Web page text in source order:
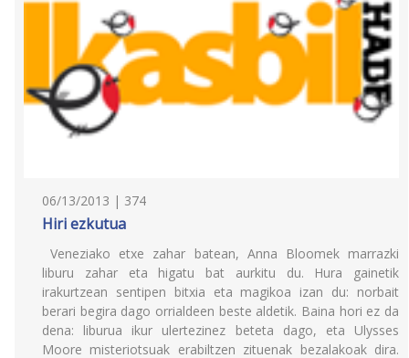
06/13/2013 | 374
Hiri ezkutua
Veneziako etxe zahar batean, Anna Bloomek marrazki
liburu zahar eta higatu bat aurkitu du. Hura gainetik
irakurtzean sentipen bitxia eta magikoa izan du: norbait
berari begira dago orrialdeen beste aldetik. Baina hori ez da
dena: liburua ikur ulertezinez beteta dago, eta Ulysses
Moore misteriotsuak erabiltzen zituenak bezalakoak dira.